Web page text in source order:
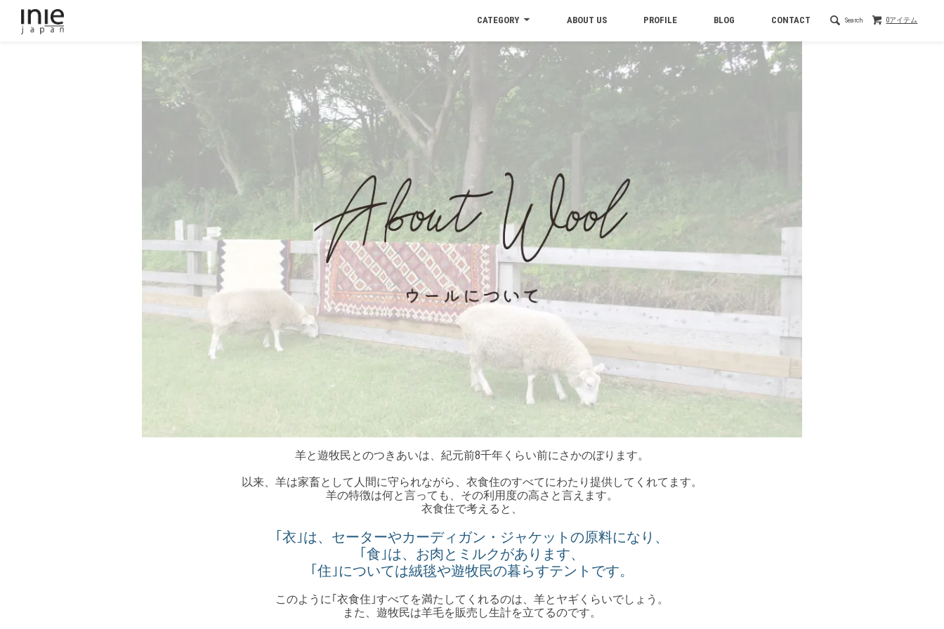
0アイテム
Search
CATEGORY ABOUT US PROFILE BLOG CONTACT
羊と遊牧民とのつきあいは、紀元前8千年くらい前にさかのぼります。
以来、羊は家畜として人間に守られながら、衣食住のすべてにわたり提供してくれてます。
羊の特徴は何と言っても、その利用度の高さと言えます。
衣食住で考えると、
｢衣｣は、セーターやカーディガン・ジャケットの原料になり、
｢食｣は、お肉とミルクがあります、
｢住｣については絨毯や遊牧民の暮らすテントです。
このように｢衣食住｣すべてを満たしてくれるのは、羊とヤギくらいでしょう。
また、遊牧民は羊毛を販売し生計を立てるのです。